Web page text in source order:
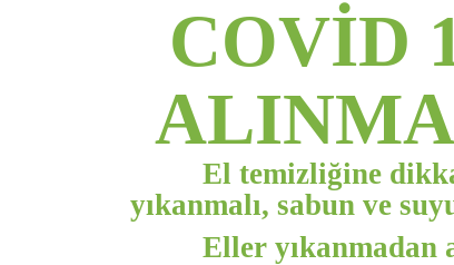
COVİD
El temizliğine
yıkanmalı, sabun ve
Eller yıkanmadan